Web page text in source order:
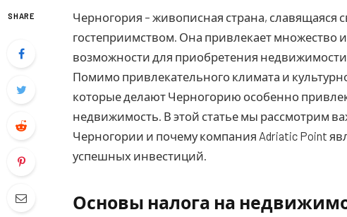
SHARE
Черногория – живописная страна, славящаяся
гостеприимством. Она привлекает множество
возможности для приобретения
Помимо привлекательного климата и
которые делают Черногорию особенно
недвижимость. В этой статье мы рассмотрим
Черногории и почему компания Adriatic Point
успешных инвестиций.
Основы налога на